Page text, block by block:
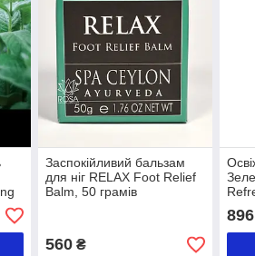
Заспокійливий бальзам
для ніг RELAX Foot Relief
Balm, 50 грамів
560₴
896